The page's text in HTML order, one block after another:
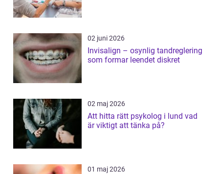
02 juni 2026
Invisalign – osynlig tandreglering
som formar leendet diskret
02 maj 2026
Att hitta rätt psykolog i lund vad
är viktigt att tänka på?
01 maj 2026